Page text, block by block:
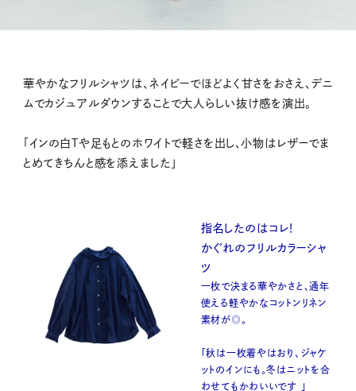
華やかなフリルシャツは、ネイビーでほどよく甘さをおさえ、デニ
ムでカジュアルダウンすることで大人らしい抜け感を演出。
「インの白Tや足もとのホワイトで軽さを出し、小物はレザーでま
とめてきちんと感を添えました」
指名したのはコレ！
かぐれのフリルカラーシャ
ツ
一枚で決まる華やかさと、通年
使える軽やかなコットンリネン
素材が◎。
「秋は一枚着やはおり、ジャケ
ットのインにも。冬はニットを合
わせてもかわいいです 」